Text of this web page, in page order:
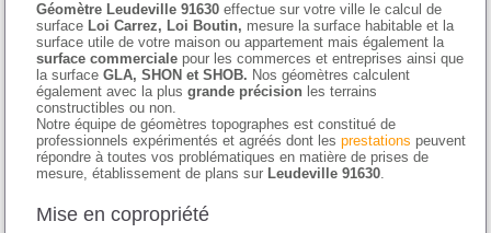
Géomètre Leudeville 91630 effectue sur votre ville le calcul de
surface Loi Carrez, Loi Boutin, mesure la surface habitable et la
surface utile de votre maison ou appartement mais également la
surface commerciale pour les commerces et entreprises ainsi que
la surfaceGLA, SHON et SHOB. Nos géomètres calculent
également avec la plusgrande précision les terrains
constructibles ou non.
Notre équipe de géomètres topographes est constitué de
professionnels expérimentés et agréés dont lesprestations peuvent
répondre à toutes vos problématiques en matière de prises de
mesure, établissement de plans sur Leudeville 91630.
Mise en copropriété